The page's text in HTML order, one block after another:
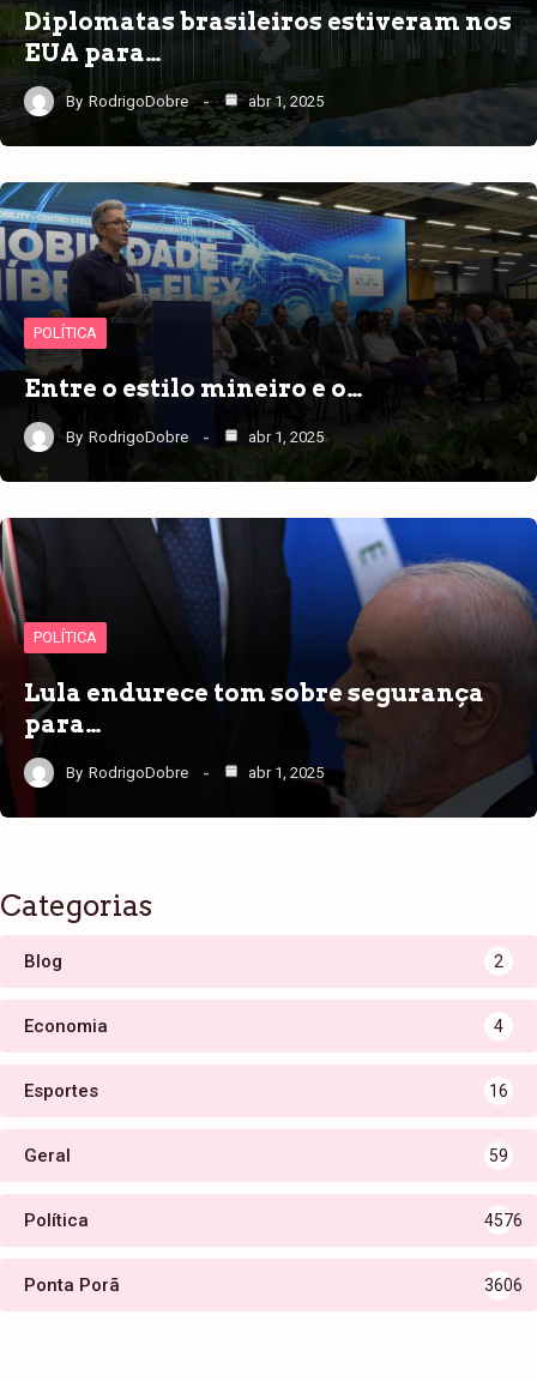
Diplomatas brasileiros estiveram nos
EUA para…
By RodrigoDobre abr 1, 2025
POLÍTICA
Entre o estilo mineiro e o…
By RodrigoDobre abr 1, 2025
POLÍTICA
Lula endurece tom sobre segurança
para…
By RodrigoDobre abr 1, 2025
Categorias
Blog 2
Economia 4
Esportes 16
Geral 59
Política 4576
Ponta Porã 3606